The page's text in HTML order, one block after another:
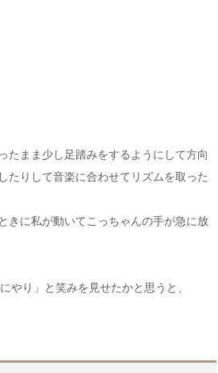
たまま少し足踏みをするようにして方向
たりして音楽に合わせてリズムを取った
きに私が動いてこっちゃんの手が急に放
やり」と笑みを見せたかと思うと、